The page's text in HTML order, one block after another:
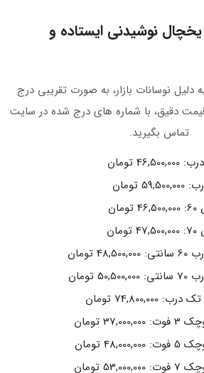
نوشیدنی ایستاده و
نوسانات بازار، به‌ صورت تقریبی درج
دقیق، با شماره‌ های درج‌ شده در سایت
تماس بگیرید.
تومان
تومان
تومان
تومان
تومان